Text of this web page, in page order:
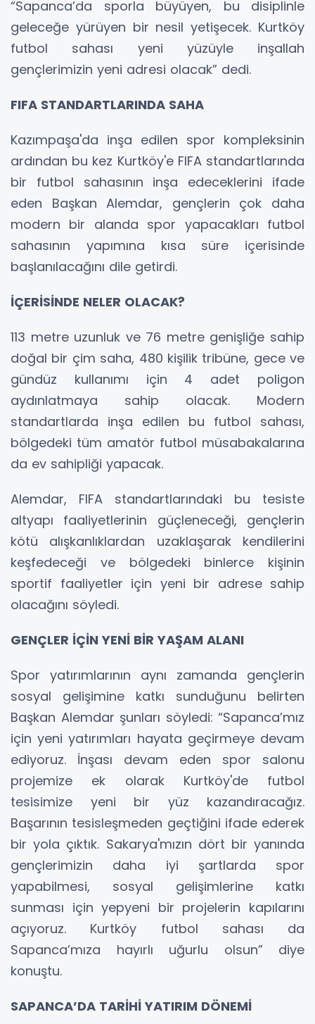
“Sapanca’da sporla büyüyen, bu disiplinle
geleceğe yürüyen bir nesil yetişecek. Kurtköy
futbol sahası yeni yüzüyle inşallah
gençlerimizin yeni adresi olacak” dedi.
FIFA STANDARTLARINDA SAHA
Kazımpaşa'da inşa edilen spor kompleksinin
ardından bu kez Kurtköy'e FIFA standartlarında
bir futbol sahasının inşa edeceklerini ifade
eden Başkan Alemdar, gençlerin çok daha
modern bir alanda spor yapacakları futbol
sahasının yapımına kısa süre içerisinde
başlanılacağını dile getirdi.
İÇERİSİNDE NELER OLACAK?
113 metre uzunluk ve 76 metre genişliğe sahip
doğal bir çim saha, 480 kişilik tribüne, gece ve
gündüz kullanımı için 4 adet poligon
aydınlatmaya sahip olacak. Modern
standartlarda inşa edilen bu futbol sahası,
bölgedeki tüm amatör futbol müsabakalarına
da ev sahipliği yapacak.
Alemdar, FIFA standartlarındaki bu tesiste
altyapı faaliyetlerinin güçleneceği, gençlerin
kötü alışkanlıklardan uzaklaşarak kendilerini
keşfedeceği ve bölgedeki binlerce kişinin
sportif faaliyetler için yeni bir adrese sahip
olacağını söyledi.
GENÇLER İÇİN YENİ BİR YAŞAM ALANI
Spor yatırımlarının aynı zamanda gençlerin
sosyal gelişimine katkı sunduğunu belirten
Başkan Alemdar şunları söyledi: “Sapanca’mız
için yeni yatırımları hayata geçirmeye devam
ediyoruz. İnşası devam eden spor salonu
projemize ek olarak Kurtköy'de futbol
tesisimize yeni bir yüz kazandıracağız.
Başarının tesisleşmeden geçtiğini ifade ederek
bir yola çıktık. Sakarya'mızın dört bir yanında
gençlerimizin daha iyi şartlarda spor
yapabilmesi, sosyal gelişimlerine katkı
sunması için yepyeni bir projelerin kapılarını
açıyoruz. Kurtköy futbol sahası da
Sapanca’mıza hayırlı uğurlu olsun” diye
konuştu.
SAPANCA’DA TARİHİ YATIRIM DÖNEMİ